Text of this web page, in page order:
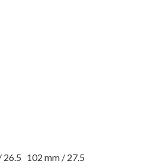
26.5 102 mm / 27.5